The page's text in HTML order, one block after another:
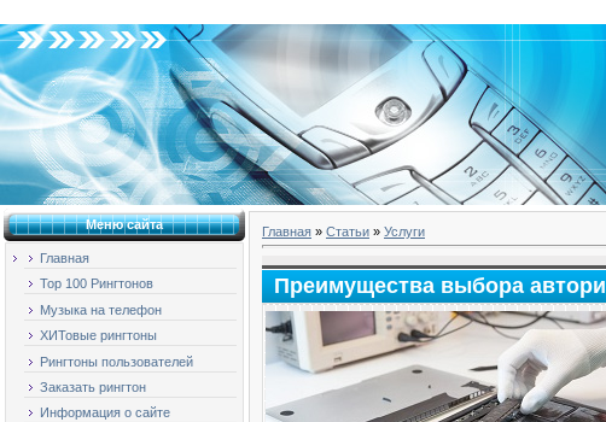
Меню сайта
Главная
Top 100 Рингтонов
Музыка на телефон
ХИТовые рингтоны
Рингтоны пользователей
Заказать рингтон
Информация о сайте
Главная » Статьи » Услуги
Преимущества выбора